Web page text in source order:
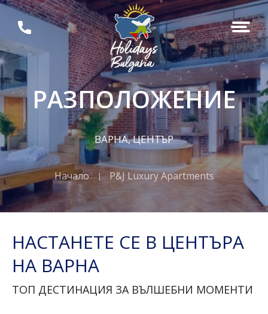
РАЗПОЛОЖЕНИЕ
ВАРНА, ЦЕНТЪР
Начало P&J Luxury Apartments
НАСТАНЕТЕ СЕ В ЦЕНТЪРА
НА ВАРНА
ТОП ДЕСТИНАЦИЯ ЗА ВЪЛШЕБНИ МОМЕНТИ